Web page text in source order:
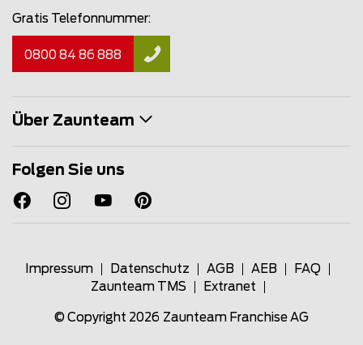
Gratis Telefonnummer:
0800 84 86 888
Über Zaunteam
Folgen Sie uns
Impressum Datenschutz AGB AEB
FAQ
Zaunteam TMS
Extranet
© Copyright 2026 Zaunteam Franchise AG